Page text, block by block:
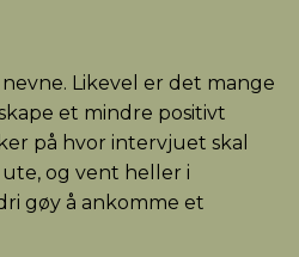
Likevel er det mange
et mindre positivt
på hvor intervjuet skal
og vent heller i
gøy å ankomme et